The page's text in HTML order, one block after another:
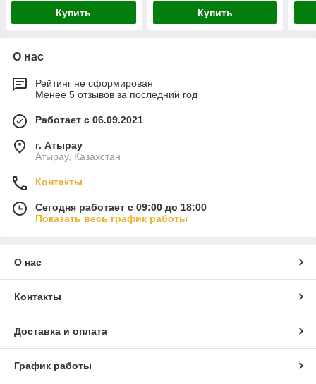
Купить Купить
О нас
Рейтинг не сформирован
Менее 5 отзывов за последний год
Работает с 06.09.2021
г. Атырау
Атырау, Казахстан
Контакты
Сегодня работает с 09:00 до 18:00
Показать весь график работы
О нас
Контакты
Доставка и оплата
График работы